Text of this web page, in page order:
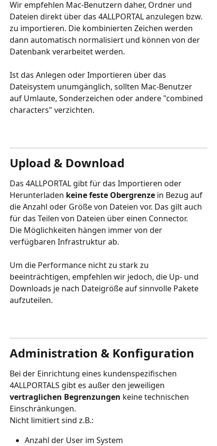
Wir empfehlen Mac-Benutzern daher, Ordner und
Dateien direkt über das 4ALLPORTAL anzulegen bzw.
zu importieren. Die kombinierten Zeichen werden
dann automatisch normalisiert und können von der
Datenbank verarbeitet werden.
Ist das Anlegen oder Importieren über das
Dateisystem unumgänglich, sollten Mac-Benutzer
auf Umlaute, Sonderzeichen oder andere "combined
characters" verzichten.
Upload & Download
Das 4ALLPORTAL gibt für das Importieren oder
Herunterladen keine feste Obergrenze in Bezug auf
die Anzahl oder Größe von Dateien vor. Das gilt auch
für das Teilen von Dateien über einen Connector.
Die Möglichkeiten hängen immer von der
verfügbaren Infrastruktur ab.
Um die Performance nicht zu stark zu
beeinträchtigen, empfehlen wir jedoch, die Up- und
Downloads je nach Dateigröße auf sinnvolle Pakete
aufzuteilen. ​
Administration & Konfiguration
Bei der Einrichtung eines kundenspezifischen
4ALLPORTALS gibt es außer den jeweiligen
vertraglichen Begrenzungen keine technischen
Einschränkungen.
Nicht limitiert sind z.B.:
Anzahl der User im System